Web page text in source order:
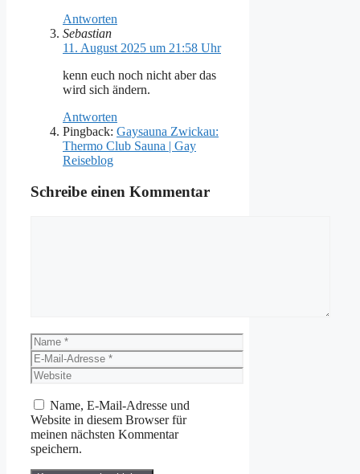
Antworten
Sebastian
11. August 2025 um 21:58 Uhr
kenn euch noch nicht aber das
wird sich ändern.
Antworten
Pingback: Gaysauna Zwickau:
Thermo Club Sauna | Gay
Reiseblog
Schreibe einen Kommentar
Name
E-
Mail-
Adresse
Website
Name, E-Mail-Adresse und
Website in diesem Browser für
meinen nächsten Kommentar
speichern.